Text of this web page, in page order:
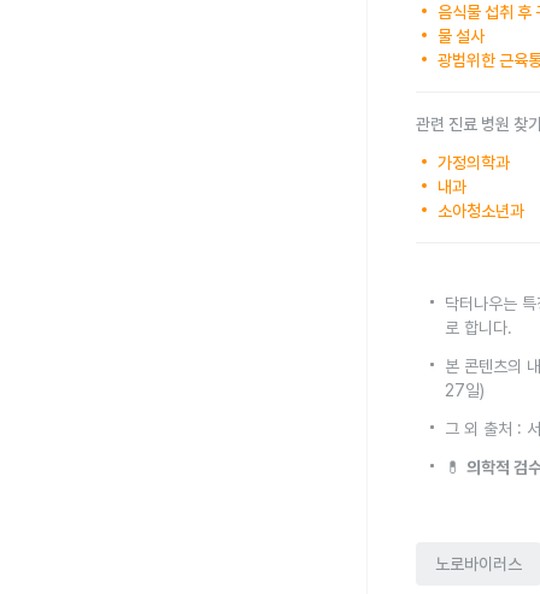
음식물 섭취 후
물 설사
광범위한 근육
관련 진료 병원 찾
가정의학과
내과
소아청소년과
닥터나우는
로 합니다.
본 콘텐츠의
27일)
그 외 출처 :
💊 의학적 검
노로바이러스